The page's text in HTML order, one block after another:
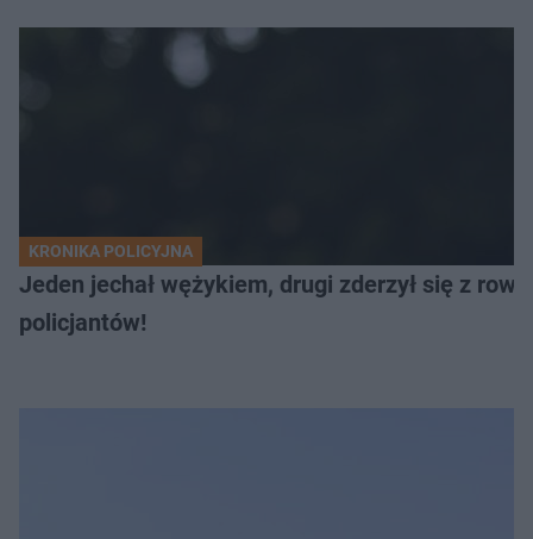
KRONIKA POLICYJNA
Jeden jechał wężykiem, drugi zderzył się z
policjantów!